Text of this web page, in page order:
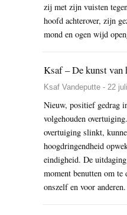
zij met zijn vuisten
hoofd achterover, zijn
mond en ogen wijd
Ksaf – De kunst van
Ksaf Vandeputte - 22
Nieuw, positief gedrag
volgehouden
overtuiging slinkt,
hoogdringendheid
eindigheid. De
moment benutten om te
onszelf en voor anderen.